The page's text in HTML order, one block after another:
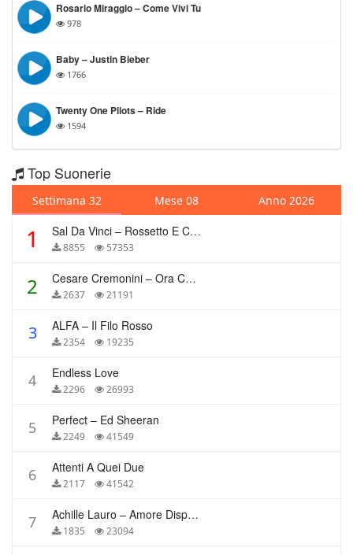
Rosario Miraggio – Come Vivi Tu
978
Baby – Justin Bieber
1766
Twenty One Pilots – Ride
1594
Top Suonerie
Settimana 32 Mese 08 Anno 2026
1 Sal Da Vinci – Rossetto E Caffè
8855 57353
2 Cesare Cremonini – Ora Che Non Ho Più Te
2637 21191
3 ALFA – Il Filo Rosso
2354 19235
4 Endless Love
2296 26993
5 Perfect – Ed Sheeran
2249 41549
6 Attenti A Quei Due
2117 41542
7 Achille Lauro – Amore Disperato
1835 23094